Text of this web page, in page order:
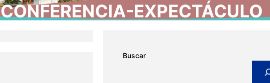
CONFERENCIA-EXPECTÁCULO
Buscar